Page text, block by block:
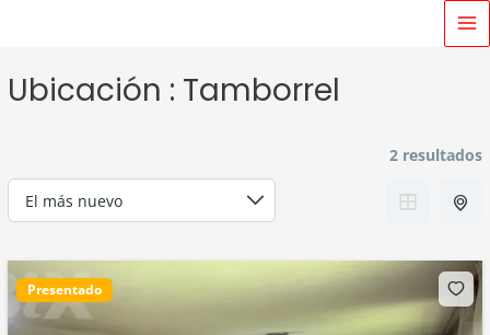
Ubicación : Tamborrel
2 resultados
Presentado